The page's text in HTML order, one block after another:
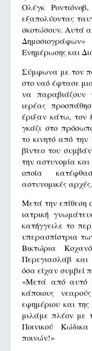
Ολέγκ
εξαπολύοντας
σκοτώσουν. Αυτά
Ενημέρωσης και
Σύμφωνα με τον
στο ναό έφτασε
να παραβιάζουν
ιερέας
έριξαν κάτω, τον
γκάζι στο
το κινητό από
βίντεο του
την αστυνομία και
οποία
αστυνομικές αρχές.
Μετά την επίθεση
ιατρική
κατήγγειλε το
υπερασπίστρια
Βικτώρια
Περεγιασλάβ
όσα είχαν συμβεί
«Μετά από αυτό
κάποιους
εφημέριου και
μιλάμε πλέον
Ποινικού
ποινών!»